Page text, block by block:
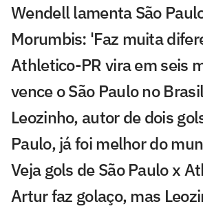
Wendell lamenta São
Morumbis: 'Faz muita
Athletico-PR vira em seis
vence o São Paulo no
Leozinho, autor de dois
Paulo, já foi melhor do
Veja gols de São Paulo x
Artur faz golaço, mas